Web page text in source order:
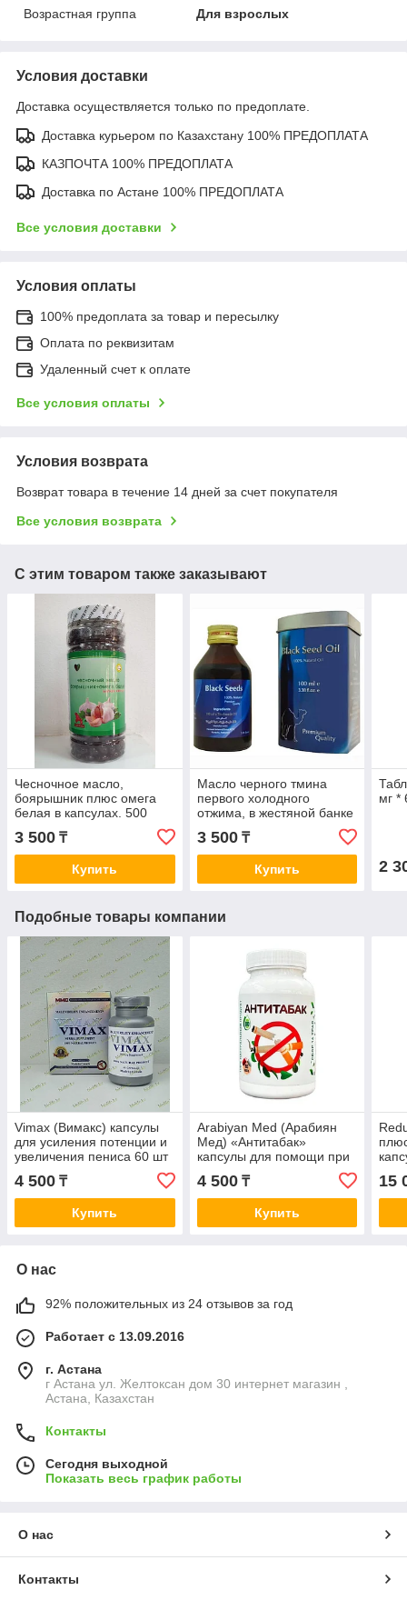
Возрастная группа
Для взрослых
Условия доставки
Доставка осуществляется только по предоплате.
Доставка курьером по Казахстану 100% ПРЕДОПЛАТА
КАЗПОЧТА 100% ПРЕДОПЛАТА
Доставка по Астане 100% ПРЕДОПЛАТА
Все условия доставки
Условия оплаты
100% предоплата за товар и пересылку
Оплата по реквизитам
Удаленный счет к оплате
Все условия оплаты
Условия возврата
Возврат товара в течение 14 дней за счет покупателя
Все условия возврата
С этим товаром также заказывают
Чесночное масло,
боярышник плюс омега
белая в капсулах. 500
3 500 ₸
Купить
Масло черного тмина
первого холодного
отжима, в жестяной банке
100 мл Hemani black seed
oil
3 500₸
Купить
мг *
2
Подобные товары компании
Vimax (Вимакс) капсулы
для усиления потенции и
увеличения пениса 60 шт
4 500 ₸
Купить
Arabiyan Med (Арабиян
Мед) «Антитабак»
капсулы для помощи при
отказе от курения 150шт
4 500₸
Купить
15
О нас
92% положительных из 24 отзывов за год
Работает с 13.09.2016
г. Астана
г Астана ул. Желтоксан дом 30 интернет магазин ,
Астана, Казахстан
Контакты
Сегодня выходной
Показать весь график работы
О нас
Контакты